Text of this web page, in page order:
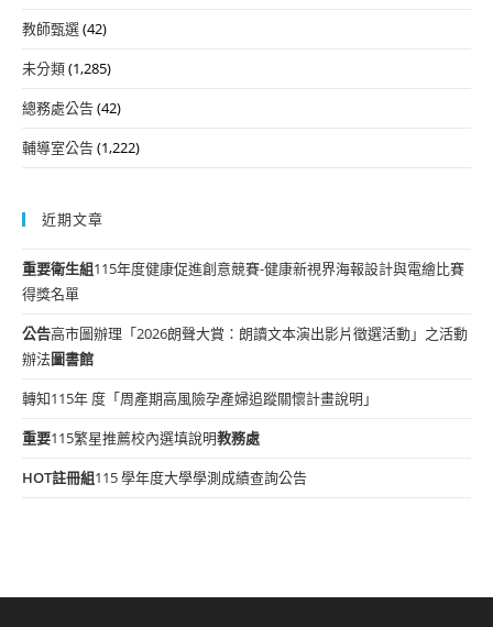
教師甄選(42)
未分類(1,285)
總務處公告(42)
輔導室公告(1,222)
近期文章
重要衛生組115年度健康促進創意競賽-健康新視界海報設計與電繪比賽
得獎名單
公告高市圖辦理「2026朗聲大賞：朗讀文本演出影片徵選活動」之活動
辦法圖書館
轉知115年 度「周產期高風險孕產婦追蹤關懷計畫說明」
重要115繁星推薦校內選填說明教務處
HOT註冊組115 學年度大學學測成績查詢公告